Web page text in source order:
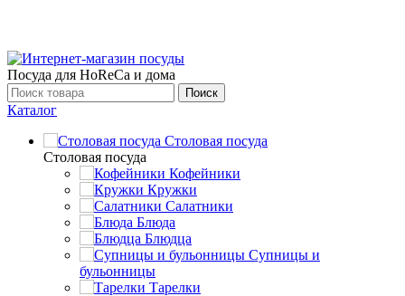
Посуда для HoReCa и дома
Поиск
Каталог
Столовая посуда
Столовая посуда
Кофейники
Кружки
Салатники
Блюда
Блюдца
Супницы и
бульонницы
Тарелки